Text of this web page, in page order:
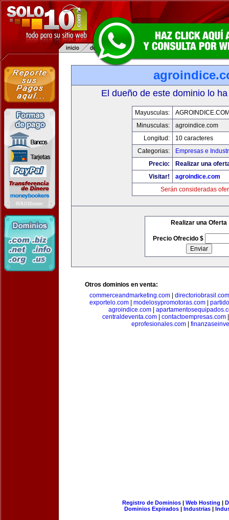
El dueño de este dominio lo
Mayusculas:
Minusculas:
agroindice.com
Longitud:
10 caracteres
Categorias:
Empresas e
Precio:
Realizar una
Visitar!
agroindice.com
Serán consideradas
Realizar una Oferta
Precio Ofrecido $
Otros dominios en venta:
commerceandmarketing.com| directoriobrasil.com
exportelo.com
modelosypromotoras.com
agroindice.com
centraldeventa.com
contactoempresas.com
eprofesionales.com
Registro de Dominios| Web Hosting |
Dominios Expirados | Industrias |